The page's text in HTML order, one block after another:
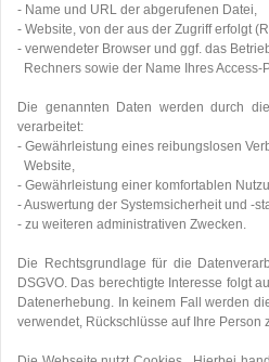
- Name und URL der abgerufenen Datei,
- Website, von der aus der Zugriff erfolgt
- verwendeter Browser und ggf. das
Rechners sowie der Name Ihres Access-
Die genannten Daten werden durch
verarbeitet:
- Gewährleistung eines reibungslosen
Website,
- Gewährleistung einer komfortablen
- Auswertung der Systemsicherheit und -
- zu weiteren administrativen Zwecken.
Die Rechtsgrundlage für die
DSGVO. Das berechtigte Interesse folgt
Datenerhebung. In keinem Fall werden
verwendet, Rückschlüsse auf Ihre Person